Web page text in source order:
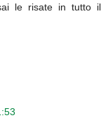
le risate in tutto il